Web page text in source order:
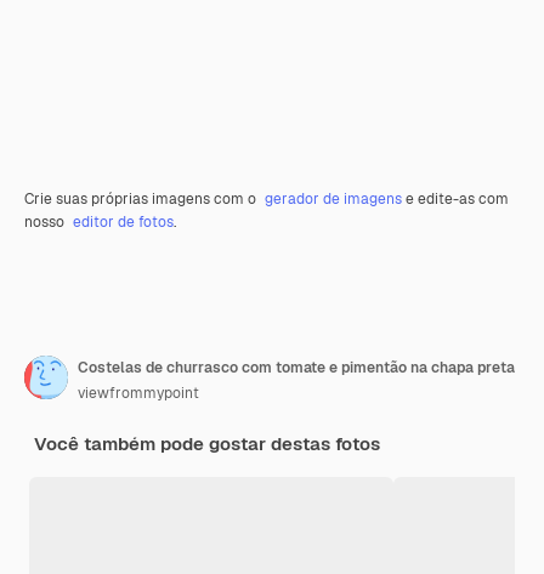
Crie suas próprias imagens com o gerador de imagense edite-as com
nosso editor de fotos.
Costelas de churrasco com tomate e pimentão na chapa preta
viewfrommypoint
Você também pode gostar destas fotos